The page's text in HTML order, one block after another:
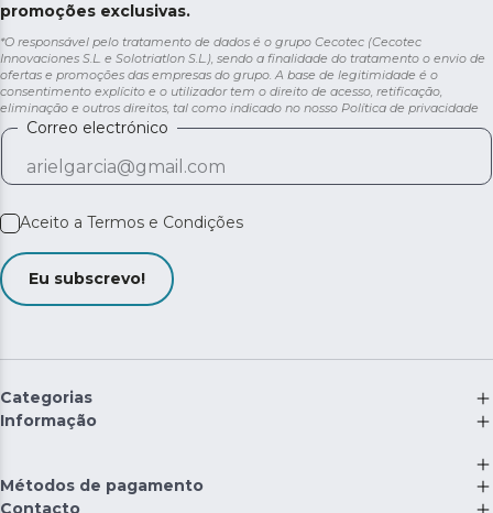
promoções exclusivas.
*O responsável pelo tratamento de dados é o grupo Cecotec (Cecotec
Innovaciones S.L. e Solotriatlon S.L.), sendo a finalidade do tratamento o envio de
ofertas e promoções das empresas do grupo. A base de legitimidade é o
consentimento explícito e o utilizador tem o direito de acesso, retificação,
eliminação e outros direitos, tal como indicado no nosso Política de privacidade
Correo electrónico
Aceito a Termos e Condições
Eu subscrevo!
Categorias
Informação
Métodos de pagamento
Contacto